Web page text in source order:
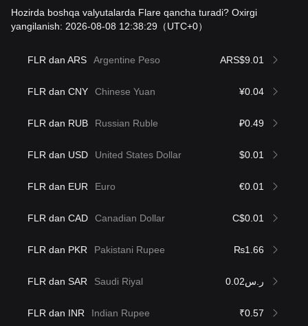
Hozirda boshqa valyutalarda Flare qancha turadi? Oxirgi
yangilanish: 2026-08-08 12:38:29 （UTC+0）
FLR dan ARS Argentine Peso ARS$9.01
FLR dan CNY Chinese Yuan ¥0.04
FLR dan RUB Russian Ruble ₽0.49
FLR dan USD United States Dollar $0.01
FLR dan EUR Euro €0.01
FLR dan CAD Canadian Dollar C$0.01
FLR dan PKR Pakistani Rupee ₨1.66
FLR dan SAR Saudi Riyal ر.س0.02
FLR dan INR Indian Rupee ₹0.57